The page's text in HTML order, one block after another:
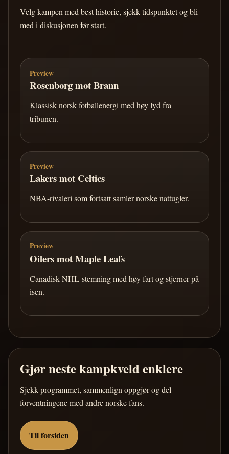
Velg kampen med best historie, sjekk tidspunktet og bli
med i diskusjonen før start.
Preview
Rosenborg mot Brann
Klassisk norsk fotballenergi med høy lyd fra
tribunen.
Preview
Lakers mot Celtics
NBA-rivaleri som fortsatt samler norske nattugler.
Preview
Oilers mot Maple Leafs
Canadisk NHL-stemning med høy fart og stjerner på
isen.
Gjør neste kampkveld enklere
Sjekk programmet, sammenlign oppgjør og del
forventningene med andre norske fans.
Til forsiden